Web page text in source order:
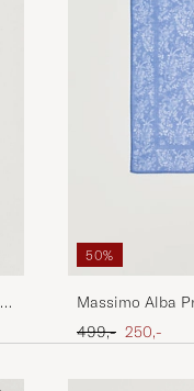
50%
Massimo Alba
Tulip
Ordinær pris
499,- Nedsatt
250,-